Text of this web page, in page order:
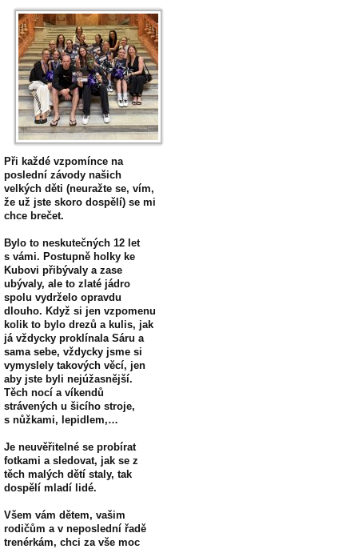
Při každé vzpomínce na
poslední závody našich
velkých děti (neuražte se, vím,
že už jste skoro dospělí) se mi
chce brečet.
Bylo to neskutečných 12 let
s vámi. Postupně holky ke
Kubovi přibývaly a zase
ubývaly, ale to zlaté jádro
spolu vydrželo opravdu
dlouho. Když si jen vzpomenu
kolik to bylo drezů a kulis, jak
já vždycky proklínala Sáru a
sama sebe, vždycky jsme si
vymyslely takových věcí, jen
aby jste byli nejúžasnější.
Těch nocí a víkendů
strávených u šicího stroje,
s nůžkami, lepidlem,…
Je neuvěřitelné se probírat
fotkami a sledovat, jak se z
těch malých dětí staly, tak
dospělí mladí lidé.
Všem vám dětem, vašim
rodičům a v neposlední řadě
trenérkám, chci za vše moc